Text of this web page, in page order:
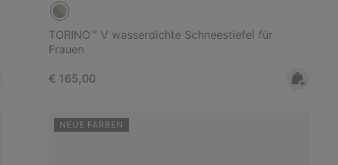
TORINO™ V wasserdichte Schneestiefel für
Frauen
Regular price:
€ 165,00
NEUE FARBEN